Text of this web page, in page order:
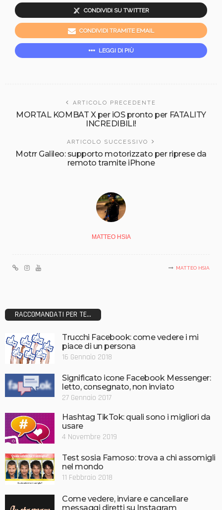
CONDIVIDI SU TWITTER
CONDIVIDI TRAMITE EMAIL
LEGGI DI PIÙ
ARTICOLO PRECEDENTE
MORTAL KOMBAT X per iOS pronto per FATALITY
INCREDIBILI!
ARTICOLO SUCCESSIVO
Motrr Galileo: supporto motorizzato per riprese da
remoto tramite iPhone
MATTEO HSIA
MATTEO HSIA
RACCOMANDATI PER TE...
Trucchi Facebook: come vedere i mi
piace di un persona
16 Gennaio 2018
Significato icone Facebook Messenger:
letto, consegnato, non inviato
27 Gennaio 2017
Hashtag TikTok: quali sono i migliori da
usare
4 Novembre 2019
Test sosia Famoso: trova a chi assomigli
nel mondo
11 Febbraio 2018
Come vedere, inviare e cancellare
messaggi diretti su Instagram